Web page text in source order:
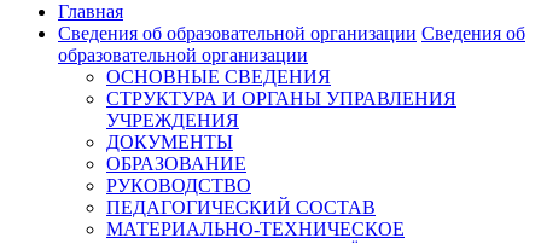
Главная
Сведения об образовательной организации Сведения об
образовательной организации
ОСНОВНЫЕ СВЕДЕНИЯ
СТРУКТУРА И ОРГАНЫ УПРАВЛЕНИЯ
УЧРЕЖДЕНИЯ
ДОКУМЕНТЫ
ОБРАЗОВАНИЕ
РУКОВОДСТВО
ПЕДАГОГИЧЕСКИЙ СОСТАВ
МАТЕРИАЛЬНО-ТЕХНИЧЕСКОЕ